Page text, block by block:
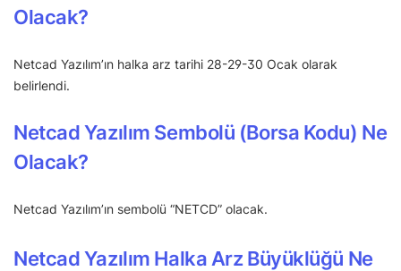
Olacak?
Netcad Yazılım’ın halka arz tarihi 28-29-30 Ocak olarak
belirlendi.
Netcad Yazılım Sembolü (Borsa Kodu) Ne
Olacak?
Netcad Yazılım’ın sembolü “NETCD” olacak.
Netcad Yazılım Halka Arz Büyüklüğü Ne